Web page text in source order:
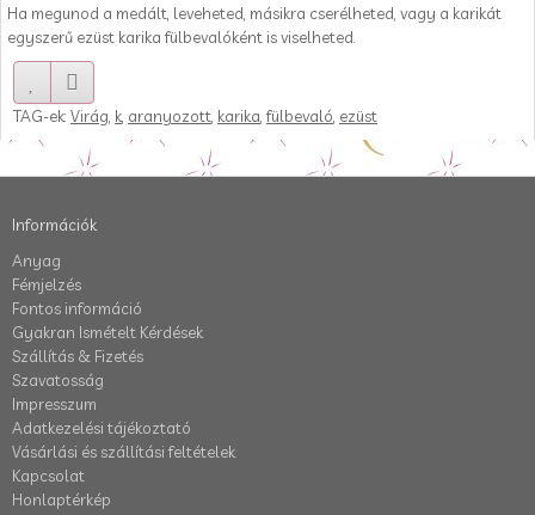
Ha megunod a medált, leveheted, másikra cserélheted, vagy a karikát
egyszerű ezüst karika fülbevalóként is viselheted.
TAG-ek: Virág k aranyozott karika ,fülbevaló ezüst
Információk
Anyag
Fémjelzés
Fontos információ
Gyakran Ismételt Kérdések
Szállítás & Fizetés
Szavatosság
Impresszum
Adatkezelési tájékoztató
Vásárlási és szállítási feltételek
Kapcsolat
Honlaptérkép